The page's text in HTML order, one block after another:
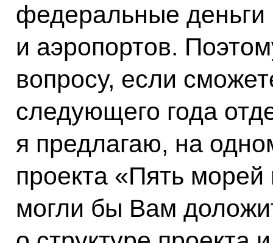
федеральные деньги
и аэропортов.
вопросу, если
следующего года
я предлагаю, на
проекта «Пять
могли бы Вам